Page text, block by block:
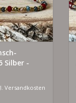
Silber -
Versandkosten